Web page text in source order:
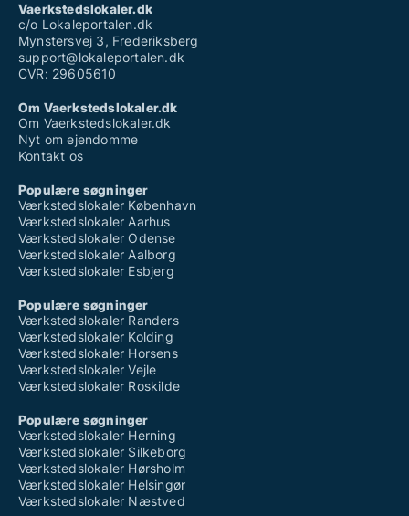
Vaerkstedslokaler.dk
c/o Lokaleportalen.dk
Mynstersvej 3, Frederiksberg
support@lokaleportalen.dk
CVR: 29605610
Om Vaerkstedslokaler.dk
Om Vaerkstedslokaler.dk
Nyt om ejendomme
Kontakt os
Populære søgninger
Værkstedslokaler København
Værkstedslokaler Aarhus
Værkstedslokaler Odense
Værkstedslokaler Aalborg
Værkstedslokaler Esbjerg
Populære søgninger
Værkstedslokaler Randers
Værkstedslokaler Kolding
Værkstedslokaler Horsens
Værkstedslokaler Vejle
Værkstedslokaler Roskilde
Populære søgninger
Værkstedslokaler Herning
Værkstedslokaler Silkeborg
Værkstedslokaler Hørsholm
Værkstedslokaler Helsingør
Værkstedslokaler Næstved